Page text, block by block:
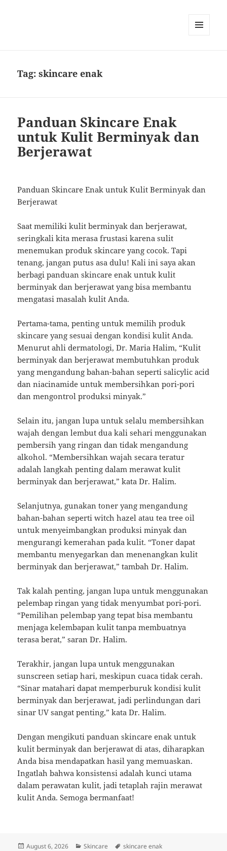
Tag:skincare enak
Panduan Skincare Enak
untuk Kulit Berminyak dan
Berjerawat
Panduan Skincare Enak untuk Kulit Berminyak dan
Berjerawat
Saat memiliki kulit berminyak dan berjerawat,
seringkali kita merasa frustasi karena sulit
menemukan produk skincare yang cocok. Tapi
tenang, jangan putus asa dulu! Kali ini saya akan
berbagi panduan skincare enak untuk kulit
berminyak dan berjerawat yang bisa membantu
mengatasi masalah kulit Anda.
Pertama-tama, penting untuk memilih produk
skincare yang sesuai dengan kondisi kulit Anda.
Menurut ahli dermatologi, Dr. Maria Halim, “Kulit
berminyak dan berjerawat membutuhkan produk
yang mengandung bahan-bahan seperti salicylic acid
dan niacinamide untuk membersihkan pori-pori
dan mengontrol produksi minyak.”
Selain itu, jangan lupa untuk selalu membersihkan
wajah dengan lembut dua kali sehari menggunakan
pembersih yang ringan dan tidak mengandung
alkohol. “Membersihkan wajah secara teratur
adalah langkah penting dalam merawat kulit
berminyak dan berjerawat,” kata Dr. Halim.
Selanjutnya, gunakan toner yang mengandung
bahan-bahan seperti witch hazel atau tea tree oil
untuk menyeimbangkan produksi minyak dan
mengurangi kemerahan pada kulit. “Toner dapat
membantu menyegarkan dan menenangkan kulit
berminyak dan berjerawat,” tambah Dr. Halim.
Tak kalah penting, jangan lupa untuk menggunakan
pelembap ringan yang tidak menyumbat pori-pori.
“Pemilihan pelembap yang tepat bisa membantu
menjaga kelembapan kulit tanpa membuatnya
terasa berat,” saran Dr. Halim.
Terakhir, jangan lupa untuk menggunakan
sunscreen setiap hari, meskipun cuaca tidak cerah.
“Sinar matahari dapat memperburuk kondisi kulit
berminyak dan berjerawat, jadi perlindungan dari
sinar UV sangat penting,” kata Dr. Halim.
Dengan mengikuti panduan skincare enak untuk
kulit berminyak dan berjerawat di atas, diharapkan
Anda bisa mendapatkan hasil yang memuaskan.
Ingatlah bahwa konsistensi adalah kunci utama
dalam perawatan kulit, jadi tetaplah rajin merawat
kulit Anda. Semoga bermanfaat!
Posted
August 6, 2026 Categories
Skincare Tags
skincare enak